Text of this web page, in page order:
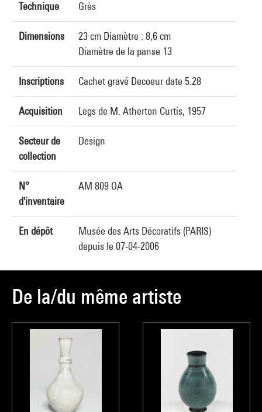
Technique Grès
Dimensions
23 cm Diamètre : 8,6 cm
Diamètre de la panse 13
Inscriptions Cachet gravé Decoeur date 5.28
Acquisition Legs de M. Atherton Curtis, 1957
Secteur de
collection
Design
N°
d'inventaire
AM 809 OA
En dépôt
Musée des Arts Décoratifs (PARIS)
depuis le 07-04-2006
De la/du même artiste